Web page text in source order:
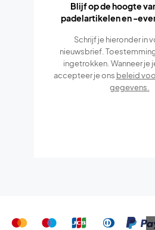
Blijf op de hoogte
padelartikelen en -
Schrijf je hieronder in
nieuwsbrief.
ingetrokken. Wanneer je
accepteer je ons beleid
gegevens.